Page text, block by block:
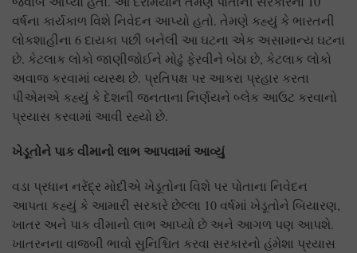
વર્ષના કાર્યકાળ વિશે નિવેદન આપ્યો હતો. તેમણે કહ્યું કે ભારતની
લોકશાહીના 6 દાયકા પછી બનેલી આ ઘટના એક અસામાન્ય ઘટના
છે. કેટલાક લોકો જાણીજોઈને મોઢું ફેરવીને બેઠા છે, કેટલાક લોકો
અવાજ કરવામાં વ્યસ્થ છે. પ્રતિપક્ષ પર આકરા પ્રહાર કરતા
પીએમએ કહ્યું કે દેશની જનતાના નિર્ણયને બ્લેક આઉટ કરવાનો
પ્રયાસ કરવામાં આવી રહ્યો છે.
ખેડૂતોને પાક વીમાનો લાભ આપવામાં આવ્યું
વડા પ્રધાન નરેંદ્ર મોદીએ ખેડૂતોના વિશે પર પોતાના નિવેદન
આપતા કહ્યું કે આમારી સરકારે છેલ્લા 10 વર્ષમાં ખેડૂતોને બિયારણ,
ખાતર અને પાક વીમાનો લાભ આપ્યો છે અને આગળ પણ આપશે.
ખાતરનના વાજબી ભાવો સુનિશ્ચિત કરવા સરકારનો હંમેશા પ્રયાસ